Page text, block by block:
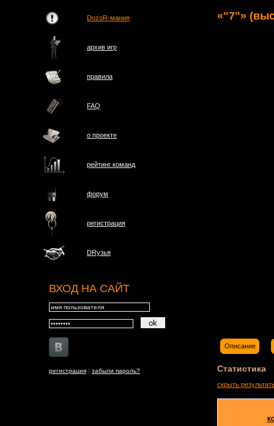
DozoR-мания
архив игр
правила
FAQ
о проектe
рейтинг команд
форум
регистрация
DRузья
ВХОД НА САЙТ
регистрация | забыли пароль?
«"7"»
Описание
Статистика
скрыть